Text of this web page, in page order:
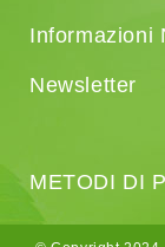
Informazioni
Newsletter
METODI DI